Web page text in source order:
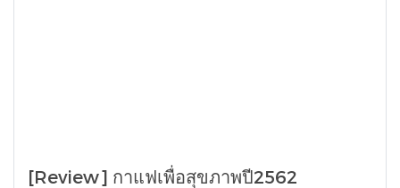
[Review] กาแฟเพื่อสุขภาพปี2562